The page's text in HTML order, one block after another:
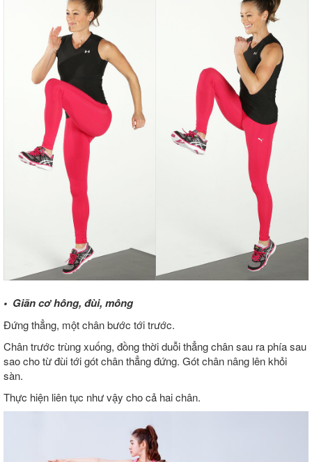
• Giãn cơ hông, đùi, mông
Đứng thẳng, một chân bước tới trước.
Chân trước trùng xuống, đồng thời duỗi thẳng chân sau ra phía sau
sao cho từ đùi tới gót chân thẳng đứng. Gót chân nâng lên khỏi
sàn.
Thực hiện liên tục như vậy cho cả hai chân.